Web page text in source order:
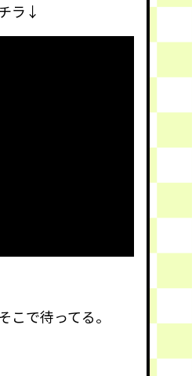
ラ↓
こで待ってる。